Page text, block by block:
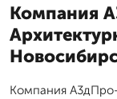
Компания
Компания